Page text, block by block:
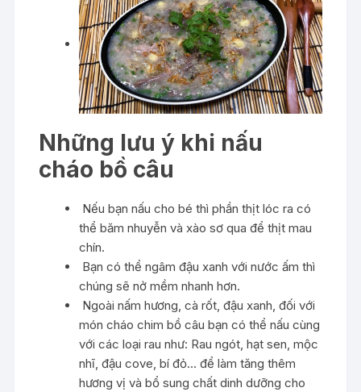
Những lưu ý khi nấu
cháo bồ câu
Nếu bạn nấu cho bé thì phần thịt lóc ra có
thể băm nhuyễn và xào sơ qua để thịt mau
chín.
Bạn có thể ngâm đậu xanh với nước ấm thì
chúng sẽ nở mềm nhanh hơn.
Ngoài nấm hương, cà rốt, đậu xanh, đối với
món cháo chim bồ câu bạn có thể nấu cùng
với các loại rau như: Rau ngót, hạt sen, mộc
nhĩ, đậu cove, bí đỏ… để làm tăng thêm
hương vị và bổ sung chất dinh dưỡng cho